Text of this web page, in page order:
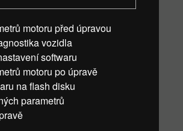
motoru před úpravou
vozidla
softwaru
motoru po úpravě
na flash disku
parametrů